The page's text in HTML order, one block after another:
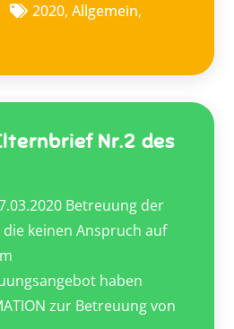
2020,Allgemein,
Nr.2 des
Betreuung der
keinen Anspruch auf
haben
zur Betreuung von